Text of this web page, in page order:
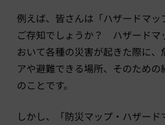
例えば、皆さんは「ハザードマッ
ご存知でしょうか？ ハザードマ
おいて各種の災害が起きた際に、
アや避難できる場所、そのため
のことです。
しかし、「防災マップ・ハザー